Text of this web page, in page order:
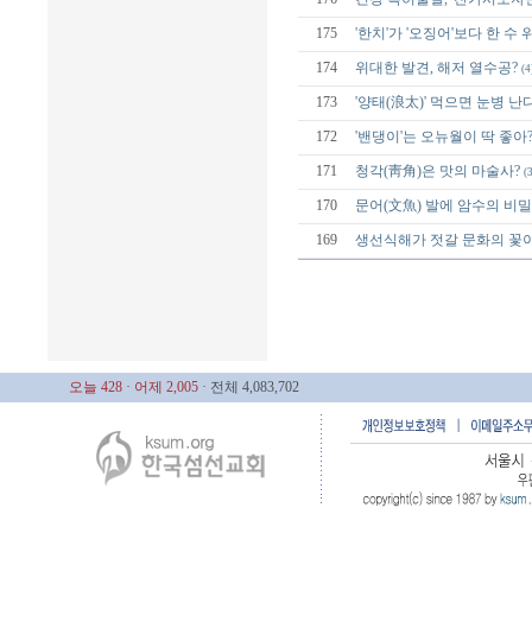
175 '한치'가 '오징어'보다 한 수
174 위대한 발견, 해저 열수공?
173 '양태(浪太)' 먹으면 눈병 난
172 '밴댕이'는 오뉴월이 딱 좋아?
171 청각(靑角)은 맛의 마술사?
170 문어(文魚) 발에 암수의 비
169 생선식해가 젓갈 문화의 꽃
오늘 428 · 어제 2,005 · 전체 4,083,702